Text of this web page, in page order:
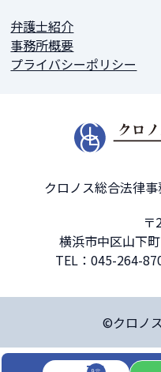
弁護士紹介
事務所概要
プライバシーポリシー
クロノス総合法律
〒
横浜市中区山下
TEL：045-264-
©クロノ